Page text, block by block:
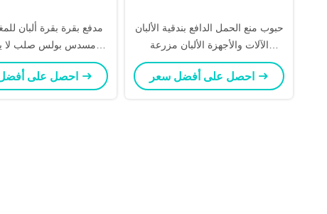
مدفع بقرة بقرة ألبان
مسدس بولس صلب لا
مقبض ضغط
حبوب منع الحمل الدافع بندقية الألبان
الآلات والأجهزة الألبان مزرعة
الحيوانات تغذية أداة حبوب منع الحمل